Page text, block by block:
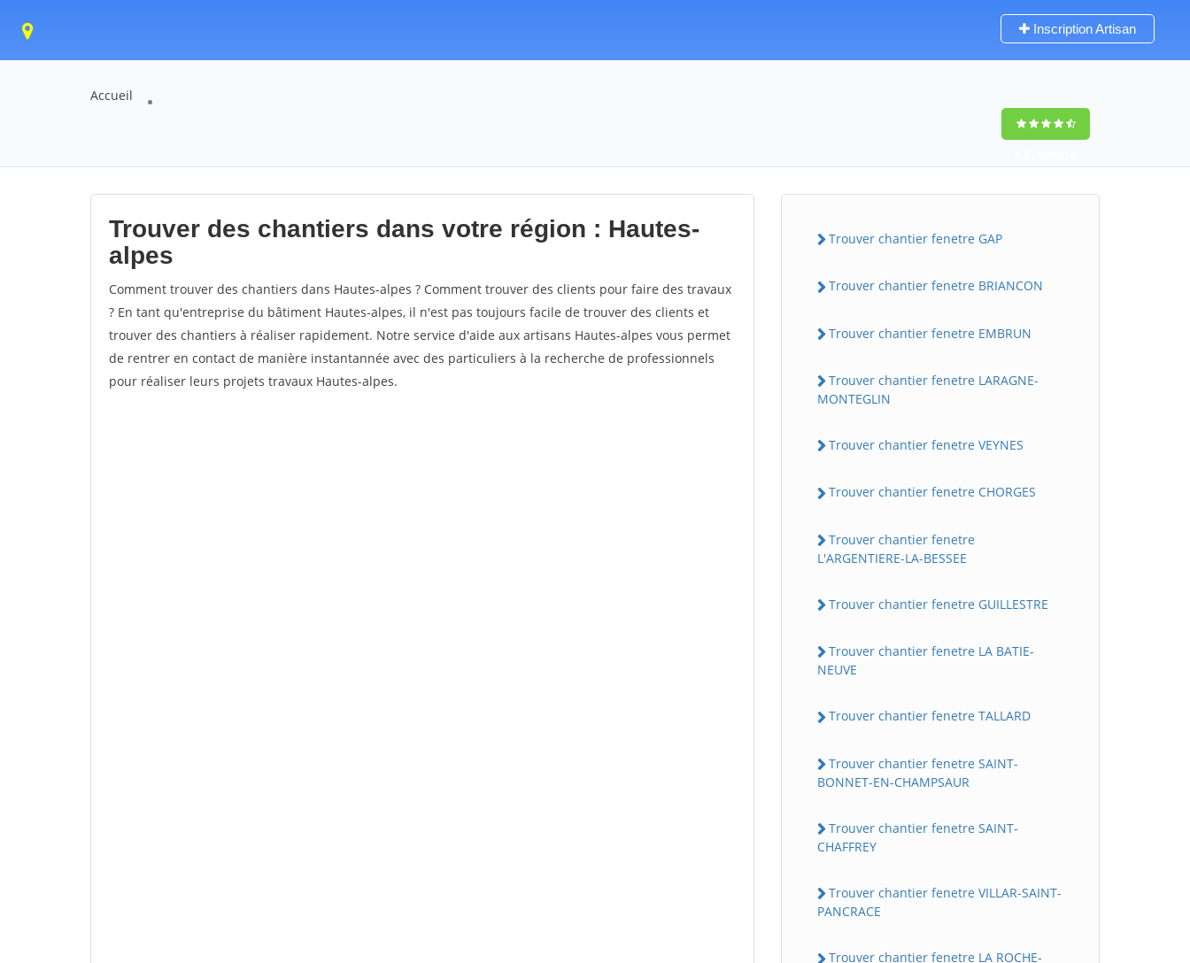
Inscription Artisan
Accueil
Trouver des chantiers dans votre région : Hautes-
alpes
Comment trouver des chantiers dans Hautes-alpes ? Comment trouver des clients pour faire des travaux
? En tant qu'entreprise du bâtiment Hautes-alpes, il n'est pas toujours facile de trouver des clients et
trouver des chantiers à réaliser rapidement. Notre service d'aide aux artisans Hautes-alpes vous permet
de rentrer en contact de manière instantannée avec des particuliers à la recherche de professionnels
pour réaliser leurs projets travaux Hautes-alpes.
Trouver chantier fenetre GAP
Trouver chantier fenetre BRIANCON
Trouver chantier fenetre EMBRUN
Trouver chantier fenetre LARAGNE-
MONTEGLIN
Trouver chantier fenetre VEYNES
Trouver chantier fenetre CHORGES
Trouver chantier fenetre
L'ARGENTIERE-LA-BESSEE
Trouver chantier fenetre GUILLESTRE
Trouver chantier fenetre LA BATIE-
NEUVE
Trouver chantier fenetre TALLARD
Trouver chantier fenetre SAINT-
BONNET-EN-CHAMPSAUR
Trouver chantier fenetre SAINT-
CHAFFREY
Trouver chantier fenetre VILLAR-SAINT-
PANCRACE
Trouver chantier fenetre LA ROCHE-